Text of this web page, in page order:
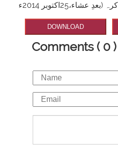
عشاء،25اکتوبر 2014ء
DOWNLOAD
Comments ( 0 )